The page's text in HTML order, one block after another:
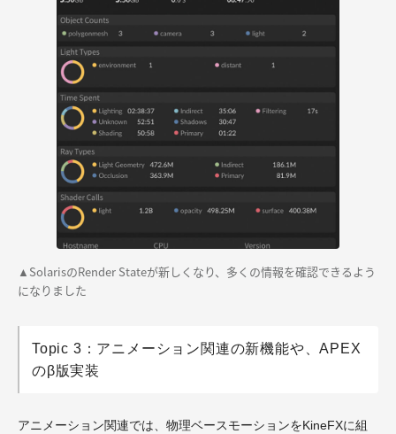
▲ SolarisのRender Stateが新しくなり、多くの情報を確認できるよう
になりました
Topic 3：アニメーション関連の新機能や、APEX
のβ版実装
アニメーション関連では、物理ベースモーションをKineFXに組